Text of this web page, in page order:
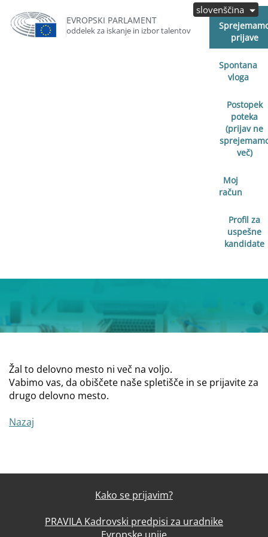
EVROPSKI PARLAMENT
oddelek za iskanje in izbor talentov
prijave
Spontana
vloga
Postopek
poteka
(prijav ne
več)
Moj
račun
Profil za
uspešne
kandidate
slovenščina
Žal to delovno mesto ni več na voljo.
Vabimo vas, da obiščete naše spletišče in se prijavite za
drugo delovno mesto.
Nazaj
Kako se prijavim?
PRAVILA Kadrovski predpisi za uradnike